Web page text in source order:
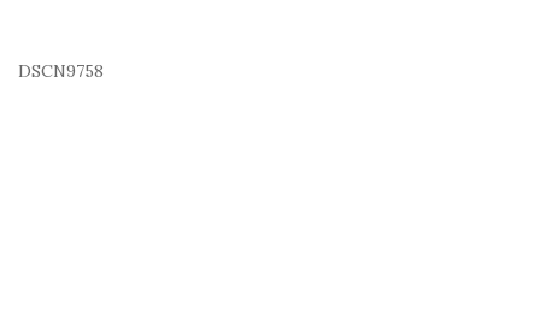
DSCN9758